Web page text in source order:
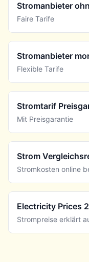
Stromanbieter
Faire Tarife
Stromanbieter
Flexible Tarife
Stromtarif
Mit Preisgarantie
Strom
Stromkosten online
Electricity Prices
Strompreise erklärt